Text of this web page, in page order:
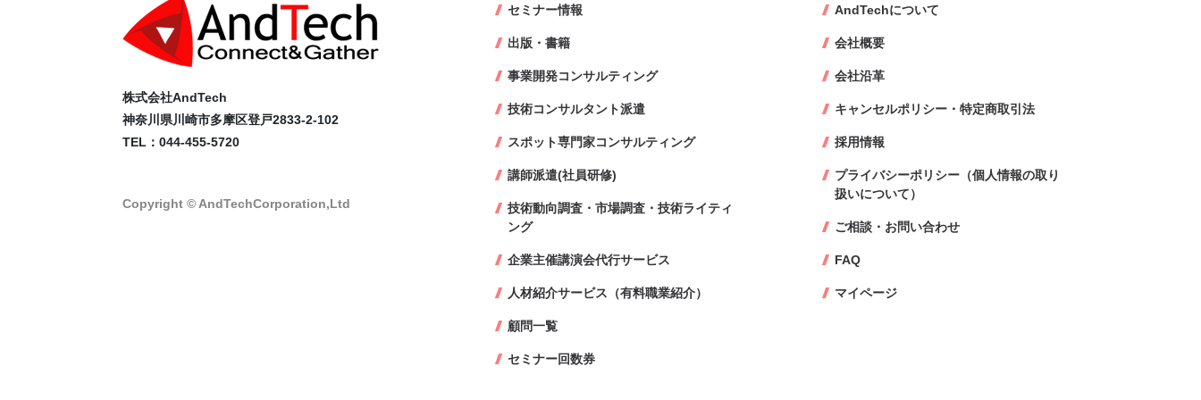
株式会社AndTech
神奈川県川崎市多摩区登戸2833-2-102
TEL：044-455-5720
Copyright © AndTechCorporation,Ltd
セミナー情報
出版・書籍
事業開発コンサルティング
技術コンサルタント派遣
スポット専門家コンサルティング
講師派遣(社員研修)
技術動向調査・市場調査・技術ライティ
ング
企業主催講演会代行サービス
人材紹介サービス（有料職業紹介）
顧問一覧
セミナー回数券
AndTechについて
会社概要
会社沿革
キャンセルポリシー・特定商取引法
採用情報
プライバシーポリシー（個人情報の取り
扱いについて）
ご相談・お問い合わせ
FAQ
マイページ